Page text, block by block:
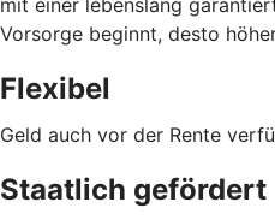
Vorsorge beginnt, desto
Flexibel
Geld auch vor der Rente
Staatlich gefördert